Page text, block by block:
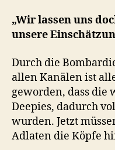
„Wir lassen uns
unsere
Durch die
allen Kanälen ist
geworden, dass die
Deepies, dadurch
wurden. Jetzt
Adlaten die Köpfe